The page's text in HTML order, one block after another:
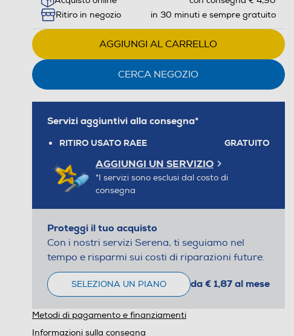
Ritiro in negozio
in 30 minuti e sempre gratuito
AGGIUNGI AL CARRELLO
CERCA NEGOZIO
Servizi aggiuntivi alla consegna*
RITIRO USATO RAEE GRATUITO
AGGIUNGI UN SERVIZIO
*I servizi sono esclusi dal costo di
consegna
Proteggi il tuo acquisto
Con i nostri servizi Serena, ti seguiamo nel
tempo e risparmi sui costi di riparazioni future.
SELEZIONA UN PIANO da € 1,87 al mese
Metodi di pagamento e finanziamenti
Informazioni sulla consegna